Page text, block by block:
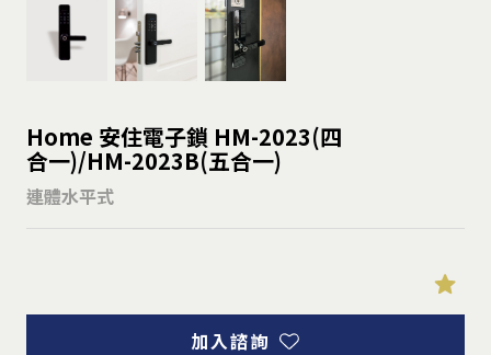
Home 安住電子鎖 HM-2023(四
合一)/HM-2023B(五合一)
連體水平式
加入諮詢